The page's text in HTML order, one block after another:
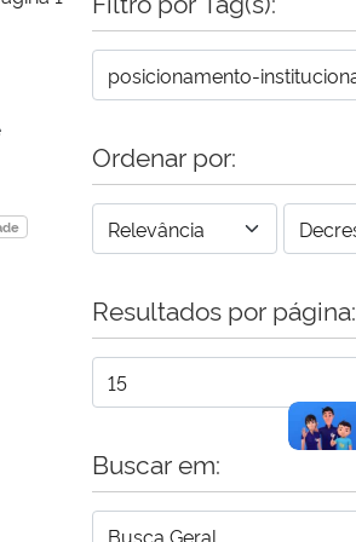
Ordenar por:
Resultados por página:
Buscar em: